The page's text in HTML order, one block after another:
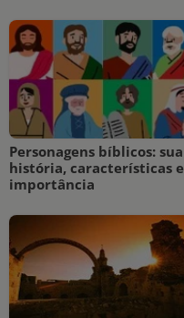
Personagens bíblicos: sua
história, características e
importância